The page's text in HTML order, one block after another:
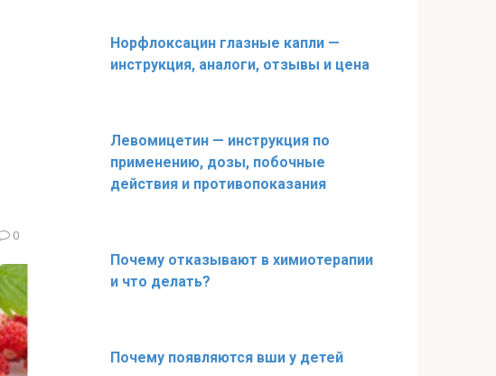
0
Норфлоксацин глазные капли —
инструкция, аналоги, отзывы и цена
Левомицетин — инструкция по
применению, дозы, побочные
действия и противопоказания
Почему отказывают в химиотерапии
и что делать?
Почему появляются вши у детей